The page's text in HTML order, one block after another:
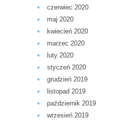
czerwiec 2020
maj 2020
kwiecień 2020
marzec 2020
luty 2020
styczeń 2020
grudzień 2019
listopad 2019
październik 2019
wrzesień 2019